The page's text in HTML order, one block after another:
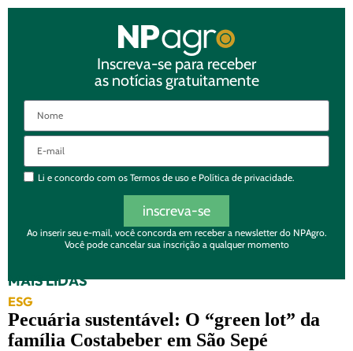
Inscreva-se para receber
as notícias gratuitamente
Li e concordo com os Termos de uso e Política de privacidade.
inscreva-se
Ao inserir seu e-mail, você concorda em receber a newsletter do NPAgro.
Você pode cancelar sua inscrição a qualquer momento
MAIS LIDAS
ESG
Pecuária sustentável: O “green lot” da
família Costabeber em São Sepé